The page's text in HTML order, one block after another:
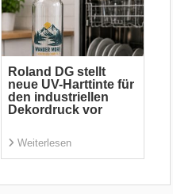
Roland DG stellt
neue UV-Harttinte für
den industriellen
Dekordruck vor
Weiterlesen